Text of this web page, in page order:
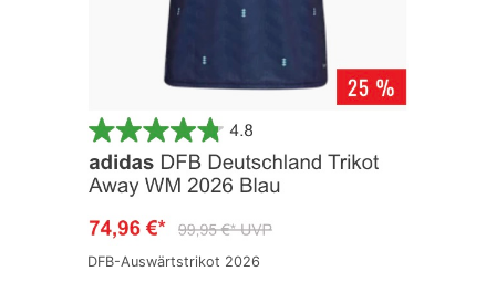
DFB-Auswärtstrikot 2026